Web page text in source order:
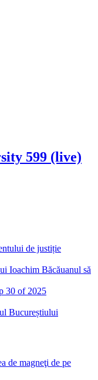
599 (live)
de justiție
Ioachim Băcăuanul să
30 of 2025
Bucureștiului
de magneţi de pe